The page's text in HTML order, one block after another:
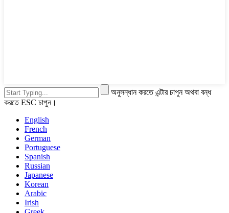
অনুসন্ধান করতে এন্টার চাপুন অথবা বন্ধ
করতে ESC চাপুন।
English
French
German
Portuguese
Spanish
Russian
Japanese
Korean
Arabic
Irish